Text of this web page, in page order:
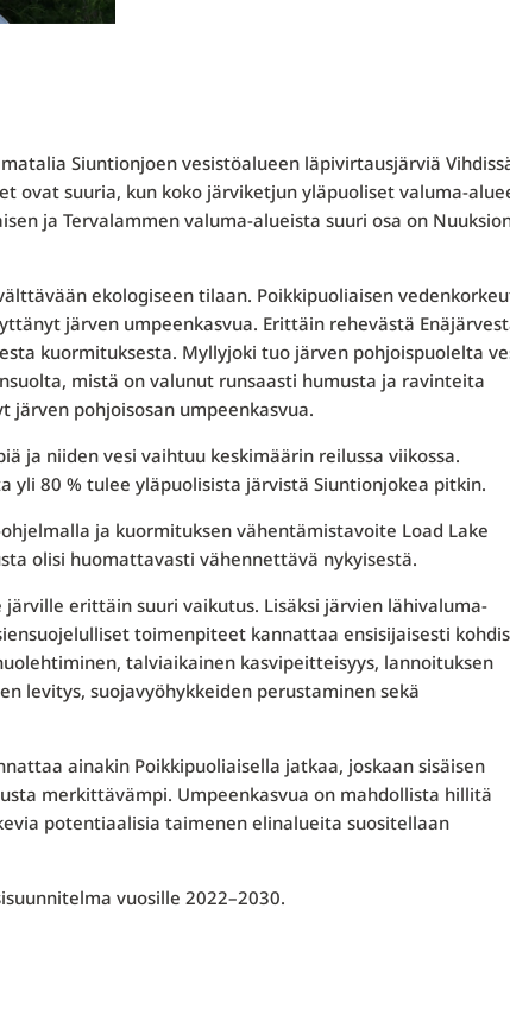
Siuntionjoen vesistöalueen läpivirtausjärviä
ovat suuria, kun koko järviketjun yläpuoliset valuma-
ja Tervalammen valuma-alueista suuri osa on
ekologiseen tilaan. Poikkipuoliaisen
järven umpeenkasvua. Erittäin rehevästä
kuormituksesta. Myllyjoki tuo järven pohjoispuolelta
mistä on valunut runsaasti humusta ja ravinteita
järven pohjoisosan umpeenkasvua.
ja niiden vesi vaihtuu keskimäärin reilussa viikossa.
yli 80 % tulee yläpuolisista järvistä Siuntionjokea pitkin.
ja kuormituksen vähentämistavoite Load Lake
olisi huomattavasti vähennettävä nykyisestä.
erittäin suuri vaikutus. Lisäksi järvien lähivaluma-
toimenpiteet kannattaa ensisijaisesti
talviaikainen kasvipeitteisyys, lannoituksen
levitys, suojavyöhykkeiden perustaminen sekä
ainakin Poikkipuoliaisella jatkaa, joskaan sisäisen
merkittävämpi. Umpeenkasvua on mahdollista hillitä
potentiaalisia taimenen elinalueita suositellaan
vuosille 2022–2030.